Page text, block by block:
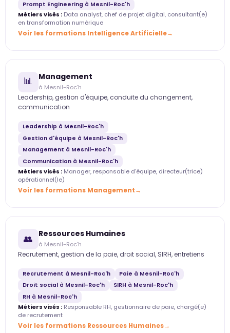
Prompt Engineering à Mesnil-Roc'h
Métiers visés : Data analyst, chef de projet digital, consultant(e)
en transformation numérique
Voir les formations Intelligence Artificielle
📊 Management
à Mesnil-Roc'h
Leadership, gestion d'équipe, conduite du changement,
communication
Leadership à Mesnil-Roc'h
Gestion d'équipe à Mesnil-Roc'h
Management à Mesnil-Roc'h
Communication à Mesnil-Roc'h
Métiers visés : Manager, responsable d'équipe, directeur(trice)
opérationnel(le)
Voir les formations Management
👥 Ressources Humaines
à Mesnil-Roc'h
Recrutement, gestion de la paie, droit social, SIRH, entretiens
Recrutement à Mesnil-Roc'h
Paie à Mesnil-Roc'h
Droit social à Mesnil-Roc'h
SIRH à Mesnil-Roc'h
RH à Mesnil-Roc'h
Métiers visés : Responsable RH, gestionnaire de paie, chargé(e)
de recrutement
Voir les formations Ressources Humaines